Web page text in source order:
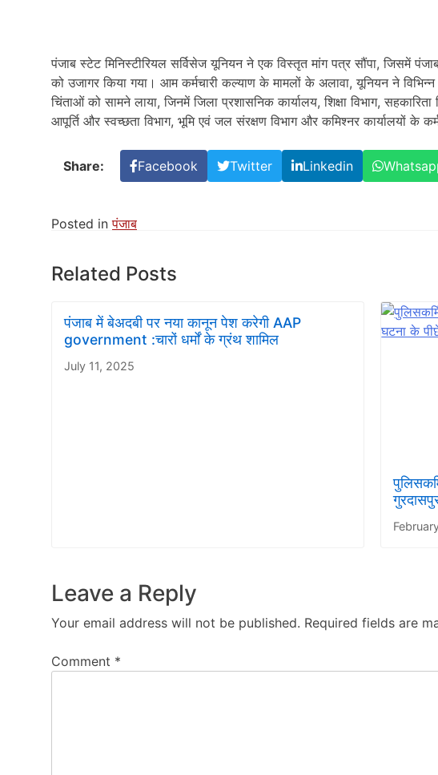
पंजाब स्टेट मिनिस्टीरियल सर्विसेज यूनियन ने एक विस्तृत मांग पत्र सौंपा, जिसमें
को उजागर किया गया। आम कर्मचारी कल्याण के मामलों के अलावा, यूनियन ने विभिन्न
चिंताओं को सामने लाया, जिनमें जिला प्रशासनिक कार्यालय, शिक्षा विभाग,
आपूर्ति और स्वच्छता विभाग, भूमि एवं जल संरक्षण विभाग और कमिश्नर कार्यालयों के
Share: Facebook Twitter Linkedin
Posted inपंजाब
Related Posts
पंजाब में बेअदबी पर नया कानून पेश करेगी AAP
government :चारों धर्मों के ग्रंथ शामिल
July 11, 2025
Leave a Reply
Your email address will not be published. Required fields are
Comment *